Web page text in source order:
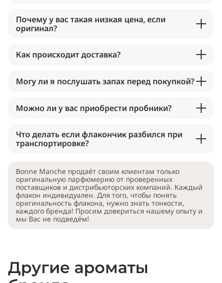
Почему у вас такая низкая цена, если
оригинал?
Как происходит доставка?
Могу ли я послушать запах перед покупкой?
Можно ли у вас приобрести пробники?
Что делать если флакончик разбился при
транспортировке?
Bonne Manche продаёт своим клиентам только
оригинальную парфюмерию от проверенных
поставщиков и дистрибьюторских компаний. Каждый
флакон индивидуален. Для того, чтобы понять
оригинальность флакона, нужно знать тонкости,
каждого бренда! Просим довериться нашему опыту и
мы Вас не подведём!
Другие ароматы